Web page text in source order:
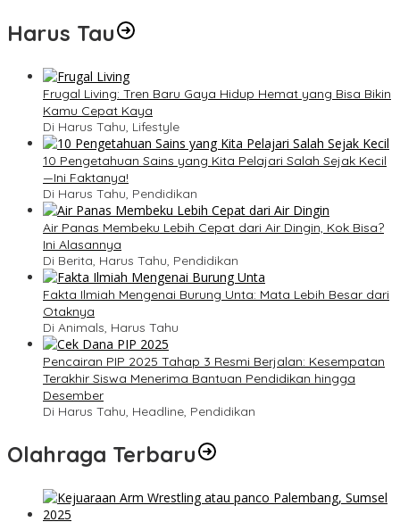
Harus Tau
Frugal Living: Tren Baru Gaya Hidup Hemat yang Bisa Bikin
Kamu Cepat Kaya
Di Harus Tahu, Lifestyle
10 Pengetahuan Sains yang Kita Pelajari Salah Sejak Kecil
—Ini Faktanya!
Di Harus Tahu, Pendidikan
Air Panas Membeku Lebih Cepat dari Air Dingin, Kok Bisa?
Ini Alasannya
Di Berita, Harus Tahu, Pendidikan
Fakta Ilmiah Mengenai Burung Unta: Mata Lebih Besar dari
Otaknya
Di Animals, Harus Tahu
Pencairan PIP 2025 Tahap 3 Resmi Berjalan: Kesempatan
Terakhir Siswa Menerima Bantuan Pendidikan hingga
Desember
Di Harus Tahu, Headline, Pendidikan
Olahraga Terbaru